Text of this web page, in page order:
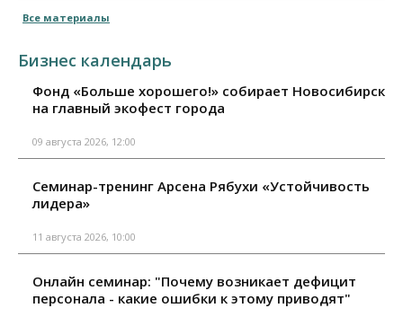
Все материалы
Бизнес календарь
Фонд «Больше хорошего!» собирает Новосибирск
на главный экофест города
09 августа 2026, 12:00
Семинар-тренинг Арсена Рябухи «Устойчивость
лидера»
11 августа 2026, 10:00
Онлайн семинар: "Почему возникает дефицит
персонала - какие ошибки к этому приводят"